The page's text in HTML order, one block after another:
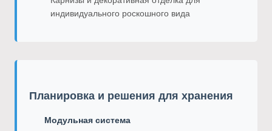
индивидуального роскошного вида
Планировка и решения для хранения
Модульная система